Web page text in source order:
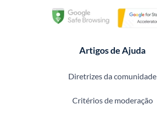
Artigos de Ajuda
Diretrizes da comunidade
Critérios de moderação